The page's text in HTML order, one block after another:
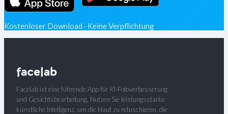
Kostenloser Download · Keine Verpflichtung
Facelab ist eine führende App für KI-Fotoverbesserung
und Gesichtsbearbeitung. Nutzen Sie leistungsstarke
künstliche Intelligenz, um die Haut zu retuschieren, die